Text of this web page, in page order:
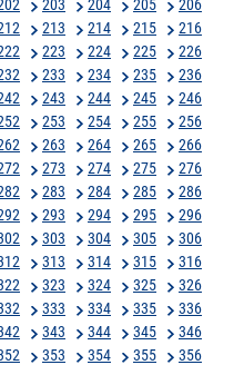
203 204 205
206
213 214 215
216
223 224 225
226
233 234 235
236
243 244 245
246
253 254 255
256
263 264 265
266
273 274 275
276
283 284 285
286
293 294 295
296
303 304 305
306
313 314 315
316
323 324 325
326
333 334 335
336
343 344 345
346
353 354 355
356